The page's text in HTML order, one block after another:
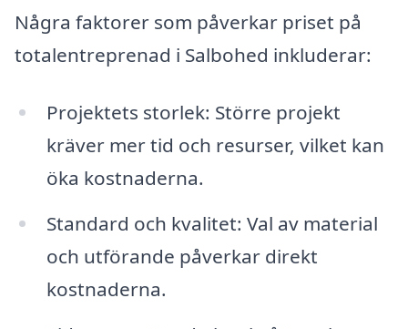
Några faktorer som påverkar priset på
totalentreprenad i Salbohed inkluderar:
Projektets storlek: Större projekt
kräver mer tid och resurser, vilket kan
öka kostnaderna.
Standard och kvalitet: Val av material
och utförande påverkar direkt
kostnaderna.